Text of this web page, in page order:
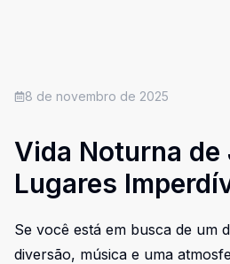
8 de novembro de 2025
Vida Noturna de
Lugares
Divertir
Se você está em busca de um
diversão, música e uma